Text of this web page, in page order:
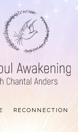
RECONNECTION